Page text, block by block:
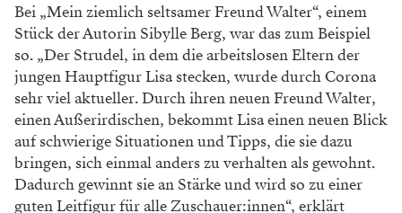
Bei „Mein ziemlich selt­samer Freund ­Walter“, einem
Stück der Autorin Sibylle Berg, war das zum Beispiel
so. „Der Strudel, in dem die arbeitslosen Eltern der
jungen Hauptfigur Lisa stecken, wurde durch ­Corona
sehr viel aktueller. Durch ihren neuen Freund Walter,
einen Außerirdischen, bekommt Lisa einen neuen Blick
auf schwierige Situationen und Tipps, die sie dazu
bringen, sich einmal anders zu verhalten als gewohnt.
Dadurch gewinnt sie an Stärke und wird so zu einer
guten Leitfigur für alle Zuschauer:innen“, erklärt